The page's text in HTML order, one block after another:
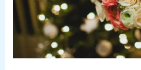
idéal
mariage